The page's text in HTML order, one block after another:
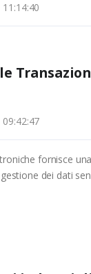
fornisce
dei dati